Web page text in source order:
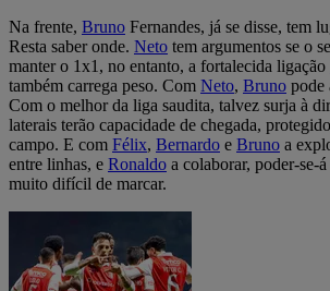
Na frente, Bruno Fernandes, já se disse, tem
Resta saber onde. Neto tem argumentos se o
manter o 1x1, no entanto, a fortalecida ligação
também carrega peso. Com Neto, Bruno pode
Com o melhor da liga saudita, talvez surja à
laterais terão capacidade de chegada,
campo. E com Félix, Bernardo e Bruno a
entre linhas, e Ronaldo a colaborar, poder-se-
muito difícil de marcar.